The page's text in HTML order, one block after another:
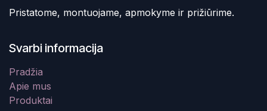
Pristatome, montuojame, apmokyme ir prižiūrime.
Svarbi informacija
Pradžia
Apie mus
Produktai